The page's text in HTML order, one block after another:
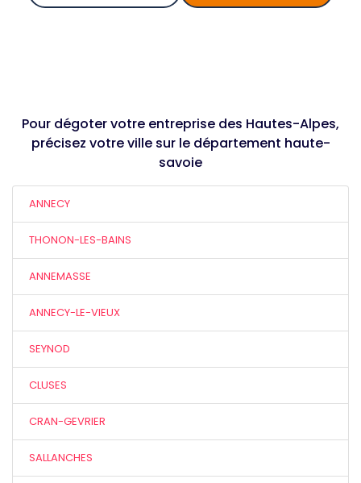
Pour dégoter votre entreprise des Hautes-Alpes,
précisez votre ville sur le département haute-
savoie
ANNECY
THONON-LES-BAINS
ANNEMASSE
ANNECY-LE-VIEUX
SEYNOD
CLUSES
CRAN-GEVRIER
SALLANCHES